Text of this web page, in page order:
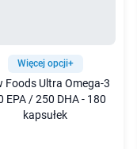
Więcej opcji+
Foods Ultra Omega-3
EPA / 250 DHA - 180
kapsułek